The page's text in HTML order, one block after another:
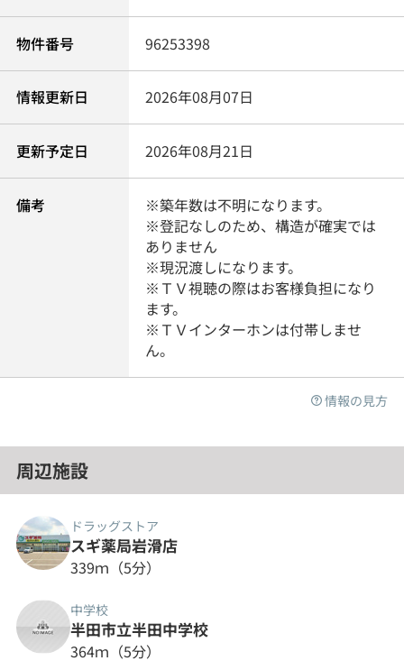
物件番号 96253398
情報更新日 2026年08月07日
更新予定日 2026年08月21日
備考
※築年数は不明になります。
※登記なしのため、構造が確実では
ありません
※現況渡しになります。
※ＴＶ視聴の際はお客様負担になり
ます。
※ＴＶインターホンは付帯しませ
ん。
情報の見方
周辺施設
ドラッグストア
スギ薬局岩滑店
339ｍ（5分）
中学校
半田市立半田中学校
364ｍ（5分）